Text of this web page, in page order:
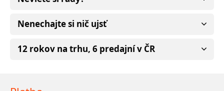
Nenechajte si nič ujsť
12 rokov na trhu, 6 predajní v ČR